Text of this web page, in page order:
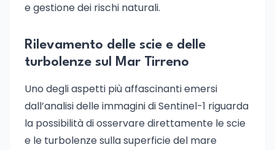
e gestione dei rischi naturali.
Rilevamento delle scie e delle
turbolenze sul Mar Tirreno
Uno degli aspetti più affascinanti emersi
dall’analisi delle immagini di Sentinel-1 riguarda
la possibilità di osservare direttamente le scie
e le turbolenze sulla superficie del mare